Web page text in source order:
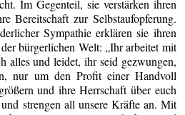
Im Gegenteil, sie verstärken ihren
Bereitschaft zur Selbstaufopferung.
Sympathie erklären sie ihren
bürgerlichen Welt: „Ihr arbeitet mit
alles und leidet, ihr seid gezwungen,
nur um den Profit einer Handvoll
und ihre Herrschaft über euch
strengen all unsere Kräfte an. Mit